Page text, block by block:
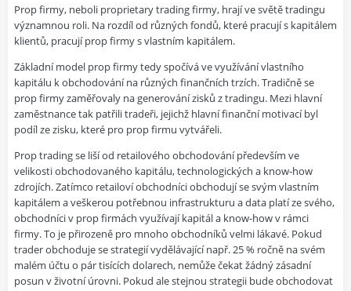
Prop firmy, neboli proprietary trading firmy, hrají ve světě tradingu
významnou roli. Na rozdíl od různých fondů, které pracují s kapitálem
klientů, pracují prop firmy s vlastním kapitálem.
Základní model prop firmy tedy spočívá ve využívání vlastního
kapitálu k obchodování na různých finančních trzích. Tradičně se
prop firmy zaměřovaly na generování zisků z tradingu. Mezi hlavní
zaměstnance tak patřili tradeři, jejichž hlavní finanční motivací byl
podíl ze zisku, které pro prop firmu vytvářeli.
Prop trading se liší od retailového obchodování především ve
velikosti obchodovaného kapitálu, technologických a know-how
zdrojích. Zatímco retailoví obchodníci obchodují se svým vlastním
kapitálem a veškerou potřebnou infrastrukturu a data platí ze svého,
obchodníci v prop firmách využívají kapitál a know-how v rámci
firmy. To je přirozeně pro mnoho obchodníků velmi lákavé. Pokud
trader obchoduje se strategií vydělávající např. 25 % ročně na svém
malém účtu o pár tisících dolarech, nemůže čekat žádný zásadní
posun v životní úrovni. Pokud ale stejnou strategii bude obchodovat